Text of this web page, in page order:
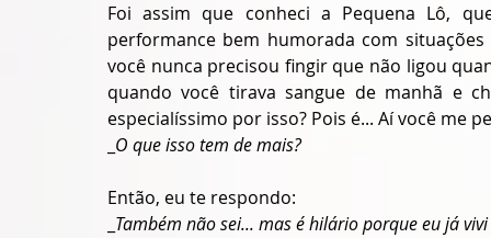
Foi assim que conheci a Pequena Lô,
performance bem humorada com
você nunca precisou fingir que não ligou
quando você tirava sangue de manhã e
especialíssimo por isso? Pois é... Aí você me
O que isso tem de mais?
Então, eu te respondo:
Também não sei... mas é hilário porque eu já